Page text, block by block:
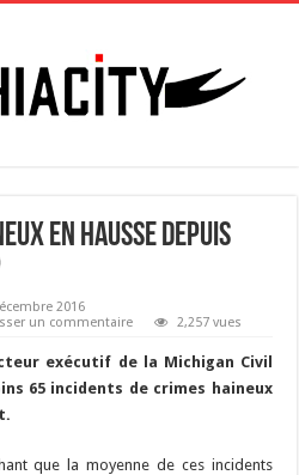
en hausse depuis
2016
un commentaire 2,257 vues
exécutif de la Michigan Civil
65 incidents de crimes haineux
que la moyenne de ces incidents